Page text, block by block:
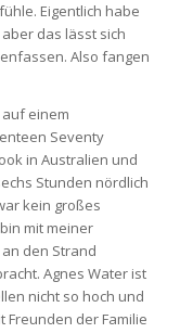
Eigentlich habe
das lässt sich
Also fangen
einem
Seventy
in Australien und
Stunden nördlich
kein großes
mit meiner
den Strand
Agnes Water ist
nicht so hoch und
Freunden der Familie